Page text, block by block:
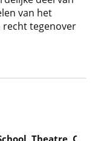
van het
recht tegenover